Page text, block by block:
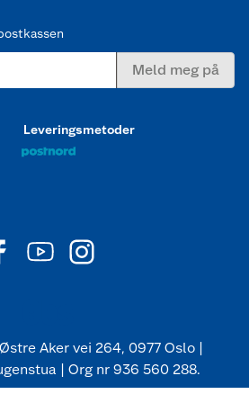
Meld meg på
Leveringsmetoder
Aker vei 264, 0977 Oslo |
| Org nr 936 560 288.